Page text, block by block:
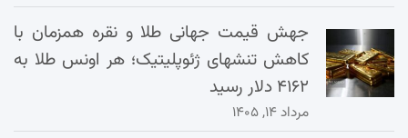
جهش قیمت جهانی طلا و نقره همزمان با
کاهش تنشهای ژئوپلیتیک؛ هر اونس طلا به
۴۱۶۲ دلار رسید
مرداد ۱۴, ۱۴۰۵